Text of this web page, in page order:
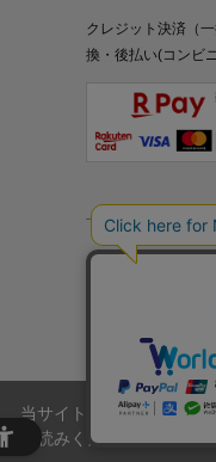
クレジット決済（
換・後払い(コンビ
当サイトでは、当サイト
お読みください。